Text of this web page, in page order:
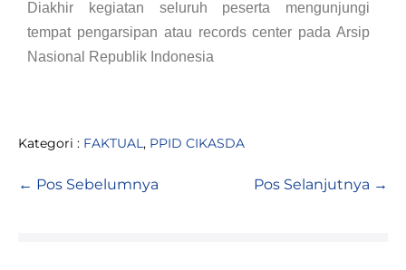
Diakhir kegiatan seluruh peserta mengunjungi
tempat pengarsipan atau records center pada Arsip
Nasional Republik Indonesia
Kategori : FAKTUAL, PPID CIKASDA
← Pos Sebelumnya Pos Selanjutnya →